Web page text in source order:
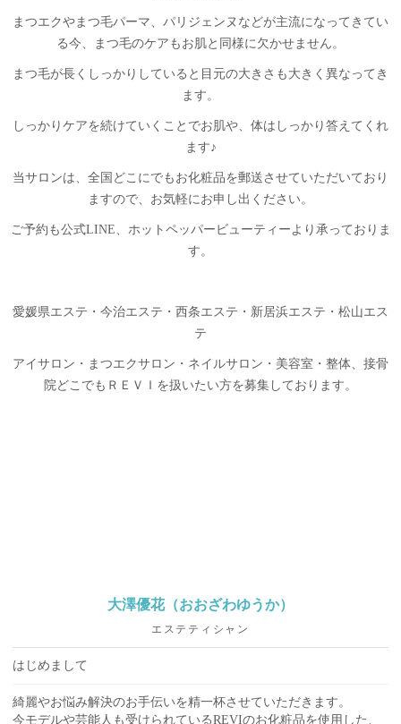
まつエクやまつ毛パーマ、パリジェンヌなどが主流になってきてい
る今、まつ毛のケアもお肌と同様に欠かせません。
まつ毛が長くしっかりしていると目元の大きさも大きく異なってき
ます。
しっかりケアを続けていくことでお肌や、体はしっかり答えてくれ
ます♪
当サロンは、全国どこにでもお化粧品を郵送させていただいており
ますので、お気軽にお申し出ください。
ご予約も公式LINE、ホットペッパービューティーより承っておりま
す。
愛媛県エステ・今治エステ・西条エステ・新居浜エステ・松山エス
テ
アイサロン・まつエクサロン・ネイルサロン・美容室・整体、接骨
院どこでもＲＥＶＩを扱いたい方を募集しております。
大澤優花（おおざわゆうか）
エステティシャン
はじめまして
綺麗やお悩み解決のお手伝いを精一杯させていただきます。
今モデルや芸能人も受けられているREVIのお化粧品を使用した、